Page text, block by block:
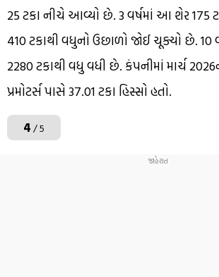
25 ટકા નીચે આવ્યો છે. 3 વર્ષમાં આ શેર 175
410 ટકાથી વધુનો ઉછાળો જોઈ ચૂક્યો છે. 10
2280 ટકાથી વધુ વધી છે. કંપનીમાં માર્ચ
પ્રમોટર્સ પાસે 37.01 ટકા હિસ્સો હતો.
4/ 5